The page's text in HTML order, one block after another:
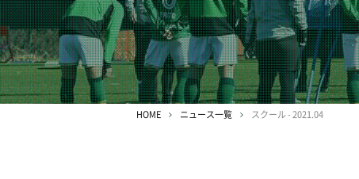
HOME ニュース一覧 スクール - 2021.04